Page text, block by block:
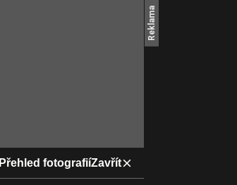
Přehled fotografiíZavřít